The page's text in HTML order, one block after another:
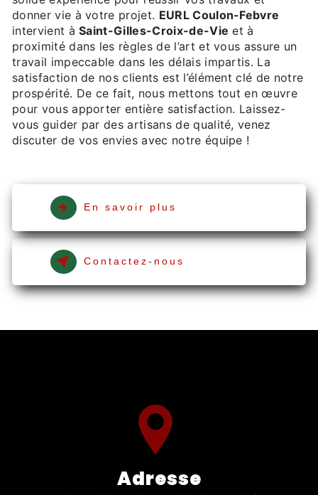
donner vie à votre projet. EURL Coulon-Febvre
intervient àSaint-Gilles-Croix-de-Vie et à
proximité dans les règles de l’art et vous assure un
travail impeccable dans les délais impartis. La
satisfaction de nos clients est l’élément clé de notre
prospérité. De ce fait, nous mettons tout en œuvre
pour vous apporter entière satisfaction. Laissez-
vous guider par des artisans de qualité, venez
discuter de vos envies avec notre équipe !
En savoir plus
Contactez-nous
Adresse